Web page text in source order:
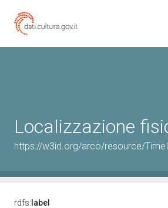
Localizzazione
https://w3id.org/arco/resource/
rdfs: label